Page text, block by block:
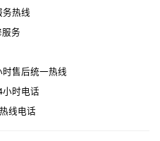
热线
务
售后统一热线
时电话
线电话